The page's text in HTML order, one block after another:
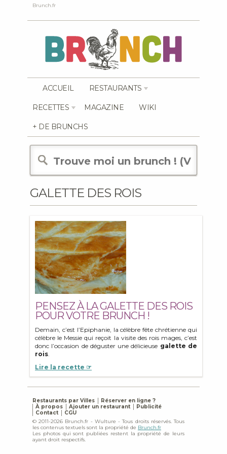
Brunch.fr
ACCUEIL RESTAURANTS
RECETTES MAGAZINE WIKI
+ DE BRUNCHS
GALETTE DES ROIS
PENSEZ À LA GALETTE DES ROIS
POUR VOTRE BRUNCH !
Demain, c’est l’Epiphanie, la célèbre fête chrétienne qui
célèbre le Messie qui reçoit la visite des rois mages, c’est
donc l’occasion de déguster une délicieuse galette de
rois.
Lire la recette ☞
Restaurants par Villes
Réserver en ligne ?
À propos
Ajouter un restaurant
Publicité
Contact
CGU
© 2011-2026 Brunch.fr - Wulture - Tous droits réservés. Tous
les contenus textuels sont la propriété de Brunch.fr
Les photos qui sont publiées restent la propriété de leurs
ayant droit respectifs.